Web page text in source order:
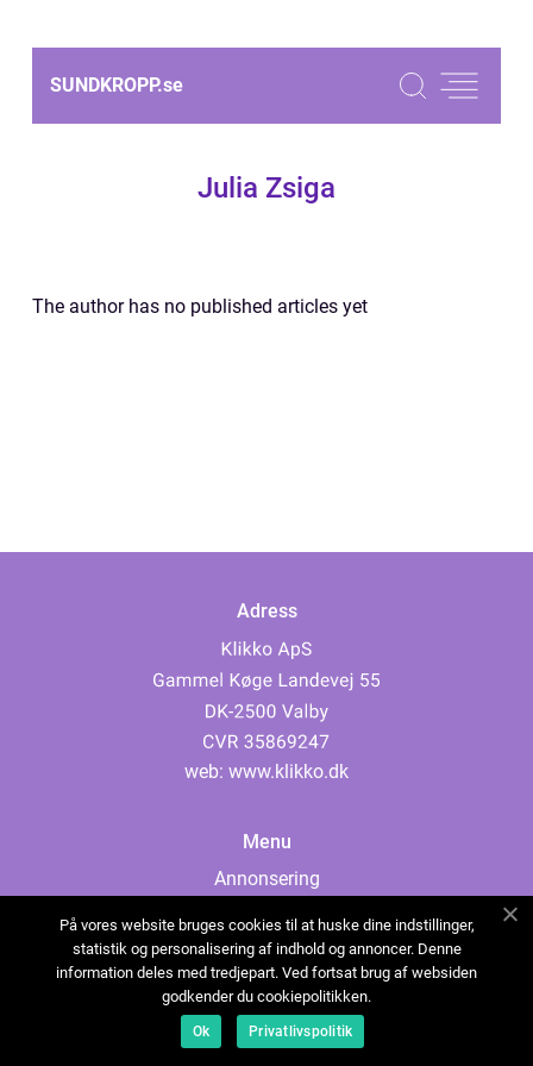
SUNDKROPP.se
Julia Zsiga
The author has no published articles yet
Adress
web: www.klikko.dk
Menu
Annonsering
Cookies
Kontakta oss
Sitemap
På vores website bruges cookies til at huske dine indstillinger,
statistik og personalisering af indhold og annoncer. Denne
information deles med tredjepart. Ved fortsat brug af websiden
godkender du cookiepolitikken.
Ok Privatlivspolitik